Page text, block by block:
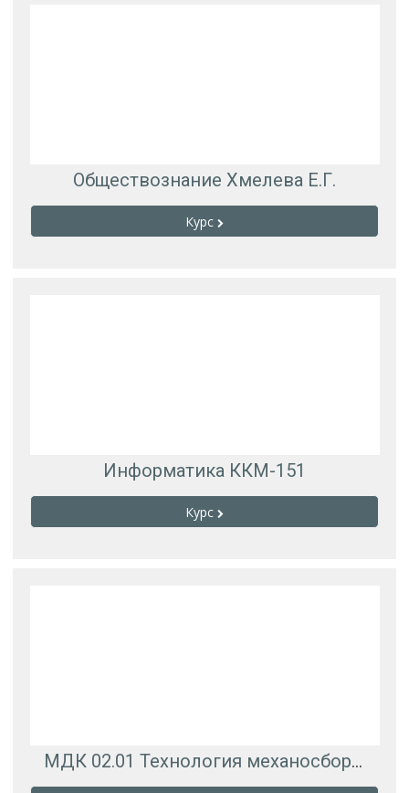
Обществознание Хмелева Е.Г.
Курс
Информатика ККМ-151
Курс
МДК 02.01 Технология механосборочных работ изделий машиностроенияй